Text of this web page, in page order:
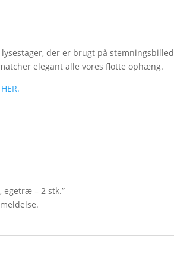
lysestager, der er brugt på
elegant alle vores flotte ophæng.
HER.
– 2 stk.”